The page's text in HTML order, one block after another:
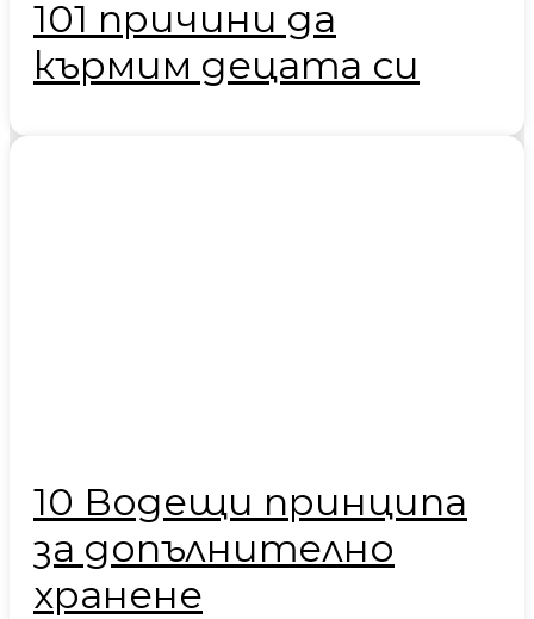
101 причини да
кърмим децата си
10 Водещи принципа
за допълнително
хранене